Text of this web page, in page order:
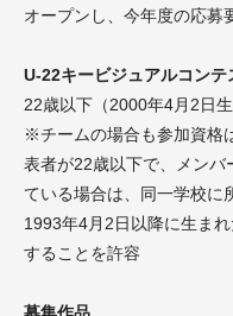
オープンし、今年度の応募
U-22キービジュアルコンテ
22歳以下（2000年4月2日
※チームの場合も参加資格
表者が22歳以下で、メン
ている場合は、同一学校に
1993年4月2日以降に生ま
することを許容